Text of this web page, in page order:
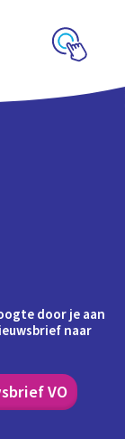
door je aan
naar
VO